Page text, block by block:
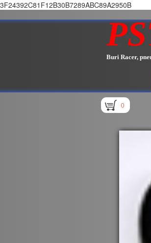
3F24392C81F12B30B7289ABC89A2950B
Buri Racer,
0